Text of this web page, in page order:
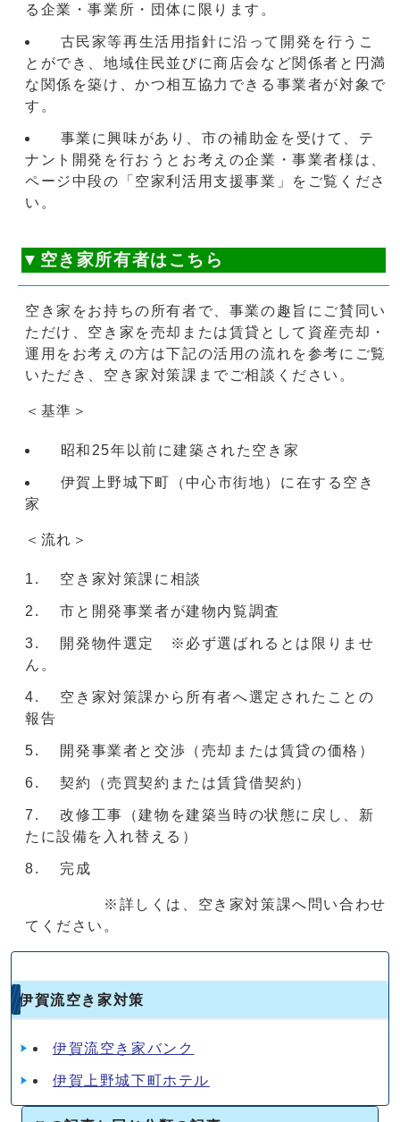
る企業・事業所・団体に限ります。
古民家等再生活用指針に沿って開発を行うこ
とができ、地域住民並びに商店会など関係者と円満
な関係を築け、かつ相互協力できる事業者が対象で
す。
事業に興味があり、市の補助金を受けて、テ
ナント開発を行おうとお考えの企業・事業者様は、
ページ中段の「空家利活用支援事業」をご覧くださ
い。
▼空き家所有者はこちら
空き家をお持ちの所有者で、事業の趣旨にご賛同い
ただけ、空き家を売却または賃貸として資産売却・
運用をお考えの方は下記の活用の流れを参考にご覧
いただき、空き家対策課までご相談ください。
＜基準＞
昭和25年以前に建築された空き家
伊賀上野城下町（中心市街地）に在する空き
家
＜流れ＞
空き家対策課に相談
市と開発事業者が建物内覧調査
開発物件選定 ※必ず選ばれるとは限りませ
ん。
空き家対策課から所有者へ選定されたことの
報告
開発事業者と交渉（売却または賃貸の価格）
契約（売買契約または賃貸借契約）
改修工事（建物を建築当時の状態に戻し、新
たに設備を入れ替える）
完成
※詳しくは、空き家対策課へ問い合わせ
てください。
伊賀流空き家対策
伊賀流空き家バンク
伊賀上野城下町ホテル